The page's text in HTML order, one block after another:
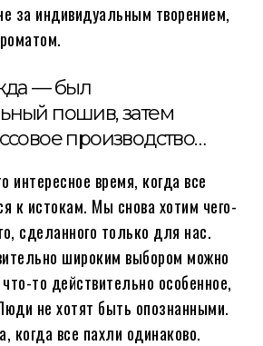
за индивидуальным творением,
— был
пошив, затем
производство…
интересное время, когда все
к истокам. Мы снова хотим чего-
сделанного только для нас.
широким выбором можно
то действительно особенное,
не хотят быть опознанными.
когда все пахли одинаково.